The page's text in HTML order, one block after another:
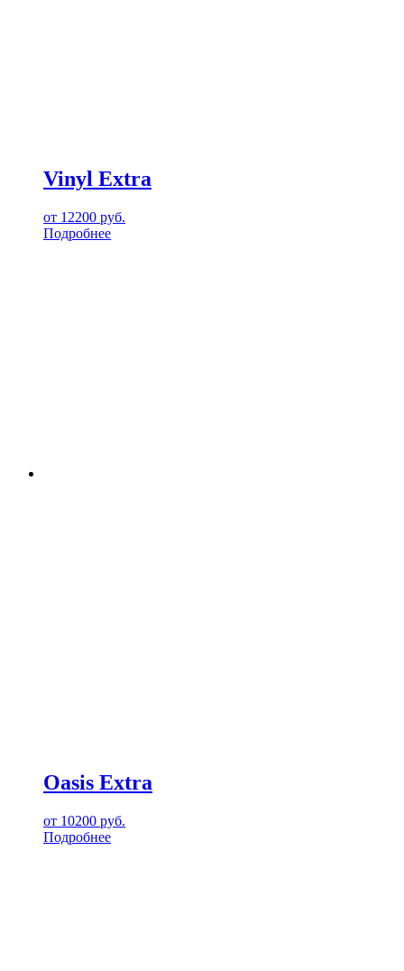
Vinyl Extra
от 12200 руб.
Подробнее
Oasis Extra
от 10200 руб.
Подробнее